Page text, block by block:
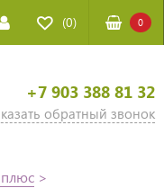
(0) 0
+7 903 388 81 32
обратный звонок
>